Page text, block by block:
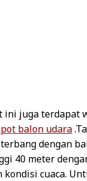
ini juga terdapat
balon udara
dengan
40 meter
kondisi cuaca.